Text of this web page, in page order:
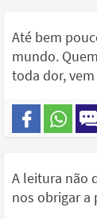
Até bem
mundo.
toda dor,
A leitura não
nos obrigar a